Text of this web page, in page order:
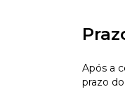
Após a
prazo